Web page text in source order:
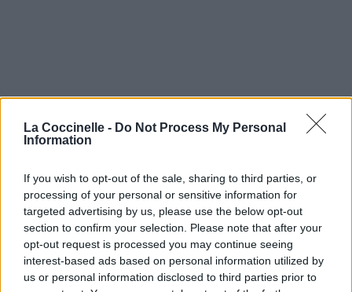
La Coccinelle - Do Not Process My Personal
Information
If you wish to opt-out of the sale, sharing to third parties, or
processing of your personal or sensitive information for
targeted advertising by us, please use the below opt-out
section to confirm your selection. Please note that after your
opt-out request is processed you may continue seeing
interest-based ads based on personal information utilized by
us or personal information disclosed to third parties prior to